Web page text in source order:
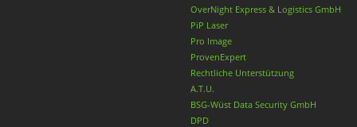
OverNight Express & Logistics GmbH
PiP Laser
Pro Image
ProvenExpert
Rechtliche Unterstützung
A.T.U.
BSG-Wüst Data Security GmbH
DPD